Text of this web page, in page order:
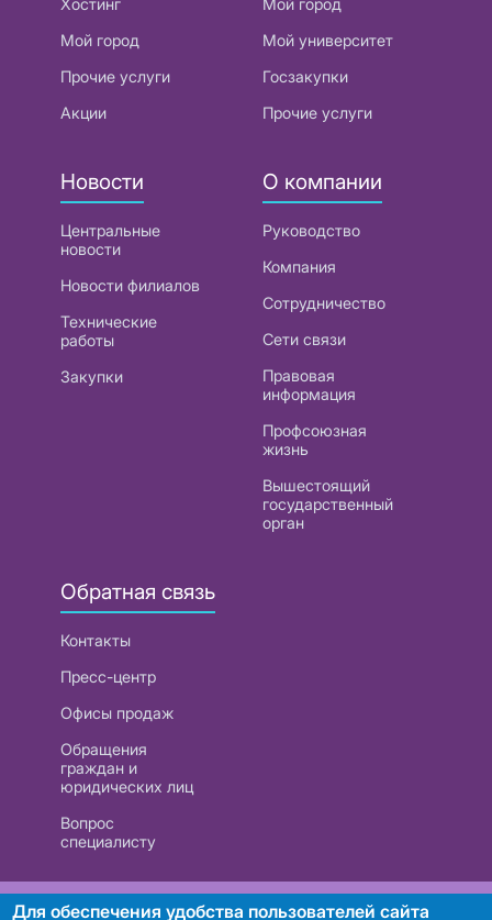
Мой город
Прочие услуги
Акции
Мой университет
Госзакупки
Прочие услуги
Новости
Центральные
новости
Новости филиалов
Технические
работы
Закупки
О компании
Руководство
Компания
Сотрудничество
Сети связи
Правовая
информация
Профсоюзная
жизнь
Вышестоящий
государственный
орган
Обратная связь
Контакты
Пресс-центр
Офисы продаж
Обращения
граждан и
юридических лиц
Вопрос
специалисту
РУП «Белтелеком». УНП 101007741
Для обеспечения удобства пользователей сайта